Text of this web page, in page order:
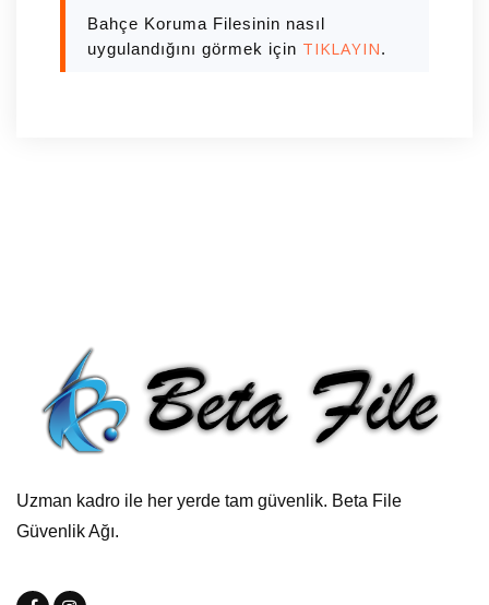
Bahçe Koruma Filesinin nasıl
uygulandığını görmek için TIKLAYIN.
Uzman kadro ile her yerde tam güvenlik. Beta File
Güvenlik Ağı.